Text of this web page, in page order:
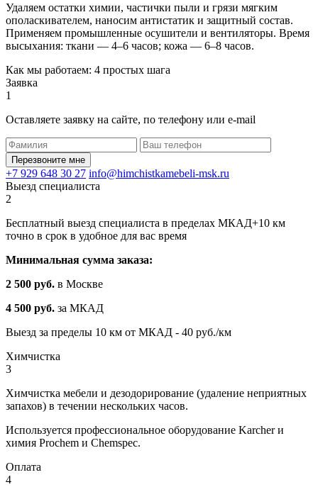
Удаляем остатки химии, частички пыли и грязи мягким
ополаскивателем, наносим антистатик и защитный состав.
Применяем промышленные осушители и вентиляторы. Время
высыхания: ткани — 4–6 часов; кожа — 6–8 часов.
Как мы работаем: 4 простых шага
Заявка
1
Оставляете заявку на сайте, по телефону или e-mail
Перезвоните мне
+7 929 648 30 27 info@himchistkamebeli-msk.ru
Выезд специалиста
2
Бесплатный выезд специалиста в пределах МКАД+10 км
точно в срок в удобное для вас время
Минимальная сумма заказа:
2 500 руб. в Москве
4 500 руб. за МКАД
Выезд за пределы 10 км от МКАД - 40 руб./км
Химчистка
3
Химчистка мебели и дезодорирование (удаление неприятных
запахов) в течении нескольких часов.
Используется профессиональное оборудование Karcher и
химия Prochem и Chemspec.
Оплата
4